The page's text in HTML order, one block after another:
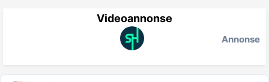
Videoannonse
Annonse